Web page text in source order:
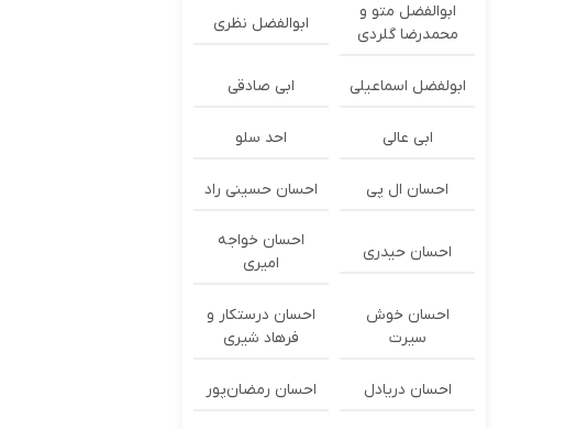
ابوالفضل متو و
محمدرضا گلردی
ابوالفضل نظری
ابولفضل اسماعیلی ابی صادقی
ابی عالی احد سلو
احسان ال پی احسان حسینی راد
احسان حیدری
احسان خواجه
امیری
احسان خوش
سیرت
احسان درستكار و
فرهاد شيرى
احسان دریادل احسان رمضان‌پور